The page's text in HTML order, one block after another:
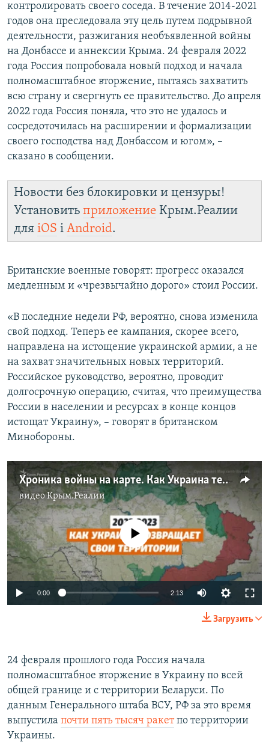
контролировать своего соседа. В течение 2014-2021
годов она преследовала эту цель путем подрывной
деятельности, разжигания необъявленной войны
на Донбассе и аннексии Крыма. 24 февраля 2022
года Россия попробовала новый подход и начала
полномасштабное вторжение, пытаясь захватить
всю страну и свергнуть ее правительство. До апреля
2022 года Россия поняла, что это не удалось и
сосредоточилась на расширении и формализации
своего господства над Донбассом и югом», –
сказано в сообщении.
Новости без блокировки и цензуры!
Установить приложение Крым.Реалии
для iOS і Android.
Британские военные говорят: прогресс оказался
медленным и «чрезвычайно дорого» стоил России.
«В последние недели РФ, вероятно, снова изменила
свой подход. Теперь ее кампания, скорее всего,
направлена на истощение украинской армии, а не
на захват значительных новых территорий.
Российское руководство, вероятно, проводит
долгосрочную операцию, считая, что преимущества
России в населении и ресурсах в конце концов
истощат Украину», – говорят в британском
Минобороны.
Хроника войны на карте. Как Украина теряла и возвращала контроль над своими территориями c 24 февраля 2022 года (видео)
видеоКрым.Реалии
720p 1080p
No media source currently available
0:00 2:13
240p
720p
1080p
Загрузить
24 февраля прошлого года Россия начала
полномасштабное вторжение в Украину по всей
общей границе и с территории Беларуси. По
данным Генерального штаба ВСУ, РФ за это время
выпустила почти пять тысяч ракетпо территории
Украины.